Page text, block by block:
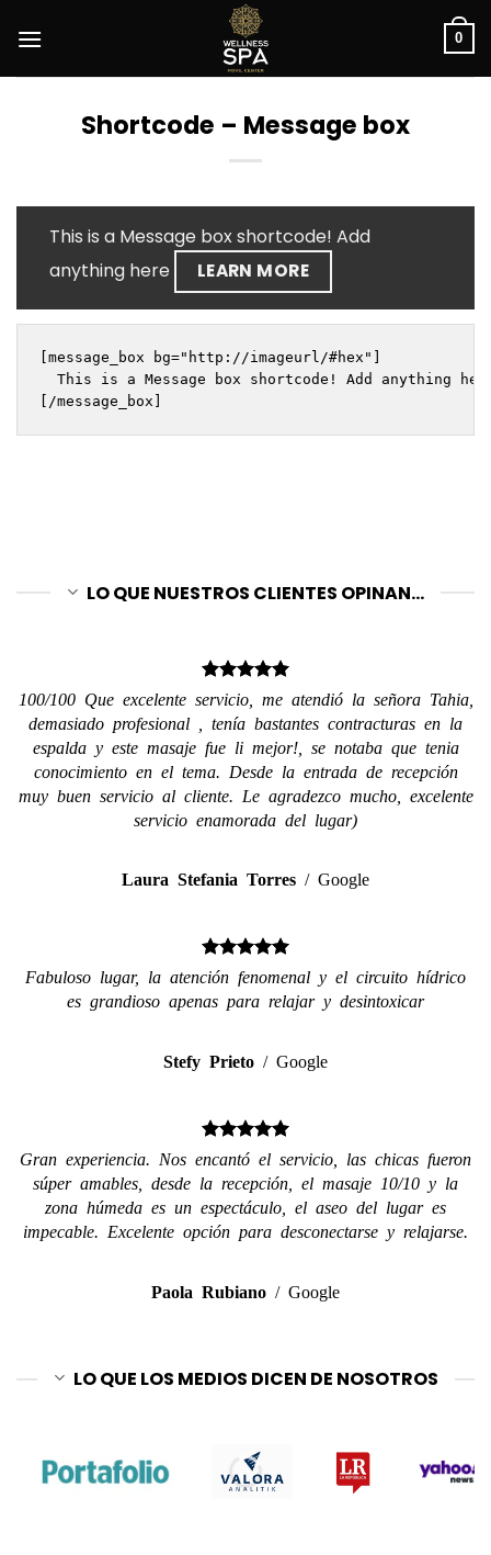
0
Shortcode – Message box
This is a Message box shortcode! Add
anything here
LEARN MORE
[message_box bg="http://imageurl/#hex"]
This is a Message box shortcode! Add anything
LO QUE NUESTROS CLIENTES OPINAN...
100/100 Que excelente servicio, me atendió la señora Tahia,
demasiado profesional , tenía bastantes contracturas en la
espalda y este masaje fue li mejor!, se notaba que tenia
conocimiento en el tema. Desde la entrada de recepción
muy buen servicio al cliente. Le agradezco mucho, excelente
servicio enamorada del lugar)
Laura Stefania Torres / Google
Fabuloso lugar, la atención fenomenal y el circuito hídrico
es grandioso apenas para relajar y desintoxicar
Stefy Prieto / Google
Gran experiencia. Nos encantó el servicio, las chicas fueron
súper amables, desde la recepción, el masaje 10/10 y la
zona húmeda es un espectáculo, el aseo del lugar es
impecable. Excelente opción para desconectarse y relajarse.
Paola Rubiano / Google
LO QUE LOS MEDIOS DICEN DE NOSOTROS